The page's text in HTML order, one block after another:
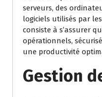
serveurs, des
logiciels utilisés par
consiste à s’assurer
opérationnels,
une productivité
Gestion